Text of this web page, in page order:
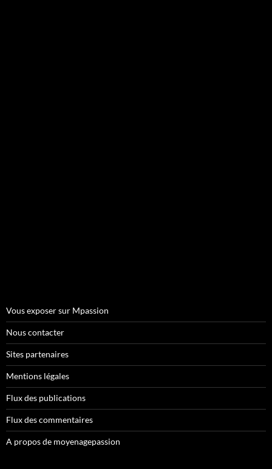
Vous exposer sur Mpassion
Nous contacter
Sites partenaires
Mentions légales
Flux des publications
Flux des commentaires
A propos de moyenagepassion